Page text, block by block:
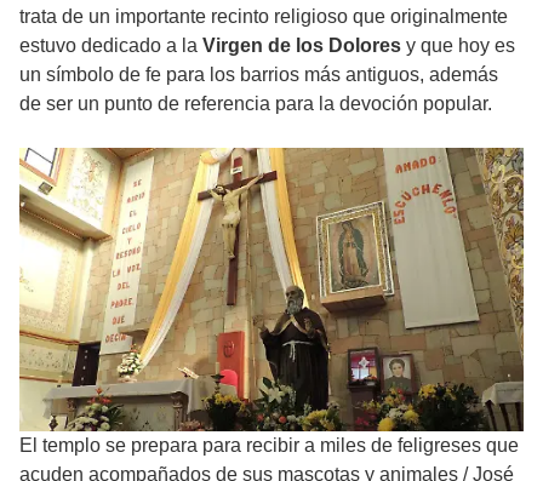
trata de un importante recinto religioso que originalmente
estuvo dedicado a la Virgen de los Dolores y que hoy es
un símbolo de fe para los barrios más antiguos, además
de ser un punto de referencia para la devoción popular.
El templo se prepara para recibir a miles de feligreses que
acuden acompañados de sus mascotas y animales /José